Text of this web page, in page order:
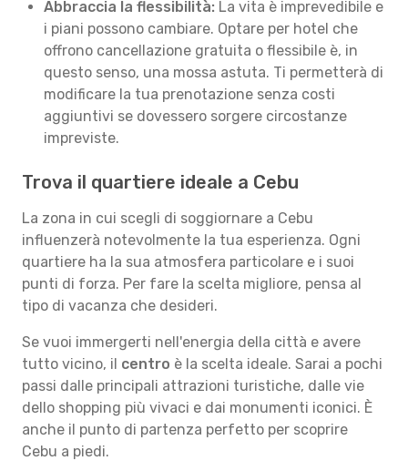
Abbraccia la flessibilità: La vita è imprevedibile e
i piani possono cambiare. Optare per hotel che
offrono cancellazione gratuita o flessibile è, in
questo senso, una mossa astuta. Ti permetterà di
modificare la tua prenotazione senza costi
aggiuntivi se dovessero sorgere circostanze
impreviste.
Trova il quartiere ideale a Cebu
La zona in cui scegli di soggiornare a Cebu
influenzerà notevolmente la tua esperienza. Ogni
quartiere ha la sua atmosfera particolare e i suoi
punti di forza. Per fare la scelta migliore, pensa al
tipo di vacanza che desideri.
Se vuoi immergerti nell'energia della città e avere
tutto vicino, il centro è la scelta ideale. Sarai a pochi
passi dalle principali attrazioni turistiche, dalle vie
dello shopping più vivaci e dai monumenti iconici. È
anche il punto di partenza perfetto per scoprire
Cebu a piedi.